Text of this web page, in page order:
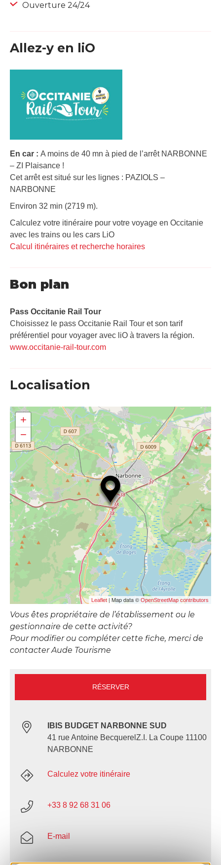
Ouverture 24/24
Allez-y en liO
En car : A moins de 40 mn à pied de l’arrêt NARBONNE
– ZI Plaisance !
Cet arrêt est situé sur les lignes : PAZIOLS –
NARBONNE
Environ 32 min (2719 m).
Calculez votre itinéraire pour votre voyage en Occitanie
avec les trains ou les cars LiO
Calcul itinéraires et recherche horaires
Bon plan
Pass Occitanie Rail Tour​
Choisissez le pass Occitanie Rail Tour et son tarif
préférentiel pour voyager avec liO à travers la région.
www.occitanie-rail-tour.com
Localisation
+
−
Leaflet | Map data ©OpenStreetMap contributors
Vous êtes propriétaire de l’établissement ou le
gestionnaire de cette activité?
Pour modifier ou compléter cette fiche, merci de
contacter Aude Tourisme
RÉSERVER
IBIS BUDGET NARBONNE SUD
41 rue Antoine BecquerelZ.I. La Coupe 11100
NARBONNE
Calculez votre itinéraire
+33 8 92 68 31 06
E-mail